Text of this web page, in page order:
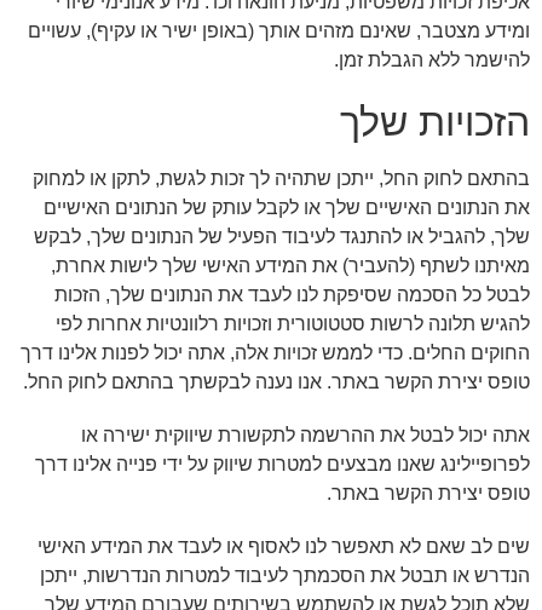
ומידע מצטבר, שאינם מזהים אותך (באופן ישיר או עקיף), עשויים
להישמר ללא הגבלת זמן.
הזכויות שלך
בהתאם לחוק החל, ייתכן שתהיה לך זכות לגשת, לתקן או למחוק
את הנתונים האישיים שלך או לקבל עותק של הנתונים האישיים
שלך, להגביל או להתנגד לעיבוד הפעיל של הנתונים שלך, לבקש
מאיתנו לשתף (להעביר) את המידע האישי שלך לישות אחרת,
לבטל כל הסכמה שסיפקת לנו לעבד את הנתונים שלך, הזכות
להגיש תלונה לרשות סטטוטורית וזכויות רלוונטיות אחרות לפי
החוקים החלים. כדי לממש זכויות אלה, אתה יכול לפנות אלינו דרך
טופס יצירת הקשר באתר. אנו נענה לבקשתך בהתאם לחוק החל.
אתה יכול לבטל את ההרשמה לתקשורת שיווקית ישירה או
לפרופיילינג שאנו מבצעים למטרות שיווק על ידי פנייה אלינו דרך
טופס יצירת הקשר באתר.
שים לב שאם לא תאפשר לנו לאסוף או לעבד את המידע האישי
הנדרש או תבטל את הסכמתך לעיבוד למטרות הנדרשות, ייתכן
שלא תוכל לגשת או להשתמש בשירותים שעבורם המידע שלך